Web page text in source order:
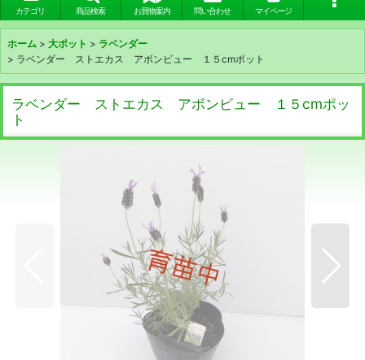
カテゴリ 商品検索 お買物案内 問い合わせ マイページ
ホーム > 大ポット > ラベンダー
> ラベンダー ストエカス アボンビュー １５cmポット
ラベンダー ストエカス アボンビュー １５cmポッ
ト